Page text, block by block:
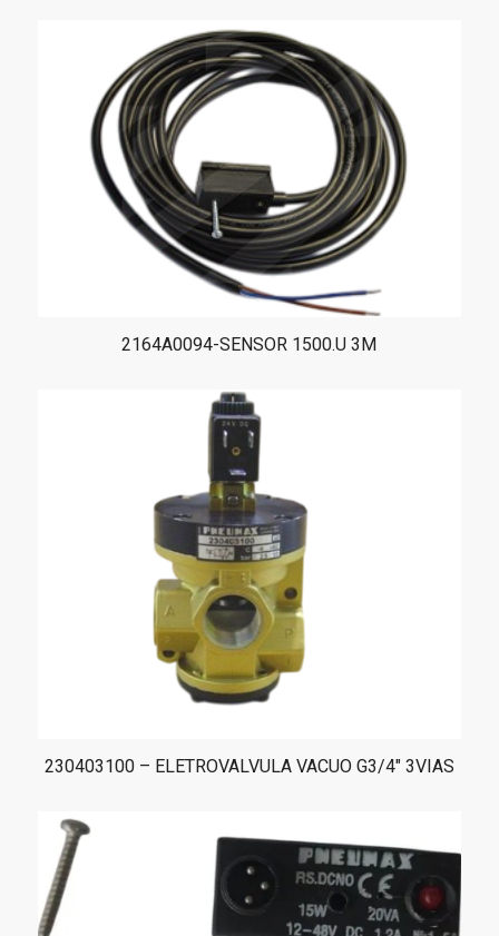
2164A0094-SENSOR 1500.U 3M
230403100 – ELETROVALVULA VACUO G3/4″ 3VIAS